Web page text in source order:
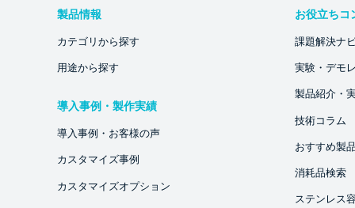
製品情報
カテゴリから探す
用途から探す
導入事例・製作実績
導入事例・お客様の声
カスタマイズ事例
カスタマイズオプション
お役立ちコ
課題解決ナ
実験・デモ
製品紹介・
技術コラム
おすすめ製
消耗品検索
ステンレス